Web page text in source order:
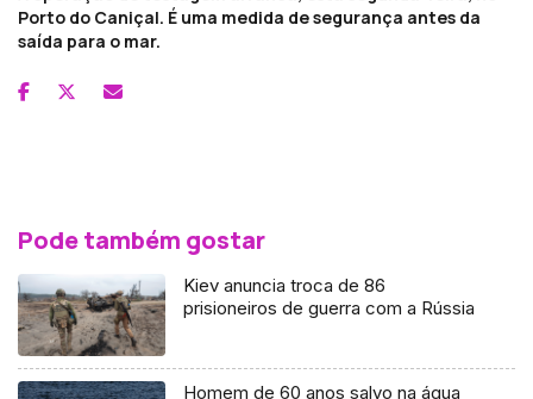
Porto do Caniçal. É uma medida de segurança antes da
saída para o mar.
Pode também gostar
Kiev anuncia troca de 86
prisioneiros de guerra com a Rússia
Homem de 60 anos salvo na água